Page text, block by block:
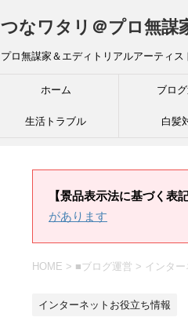
つなワタリ＠プロ無謀
プロ無謀家＆エディトリアルアーティ
ホーム ブロ
生活トラブル 白髪
【景品表示法に基づく表記
があります
HOME > ■ブログ運営 > インタ
インターネットお役立ち情報